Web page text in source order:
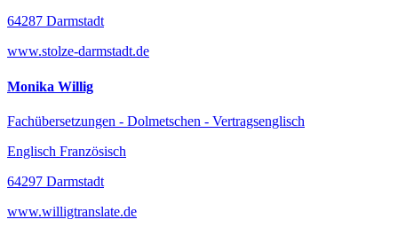
64287 Darmstadt
www.stolze-darmstadt.de
Monika Willig
Fachübersetzungen - Dolmetschen - Vertragsenglisch
Englisch Französisch
64297 Darmstadt
www.willigtranslate.de